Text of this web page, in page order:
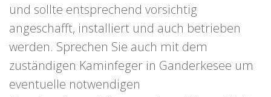
und sollte entsprechend vorsichtig
angeschafft, installiert und auch betrieben
werden. Sprechen Sie auch mit dem
zuständigen Kaminfeger in Ganderkesee um
eventuelle notwendigen